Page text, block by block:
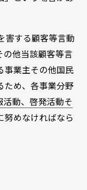
害する顧客等言動
の他当該顧客等言
事業主その他国民
ため、各事業分野
活動、啓発活動そ
努めなければなら